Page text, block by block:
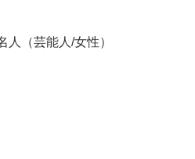
（芸能人/女性）